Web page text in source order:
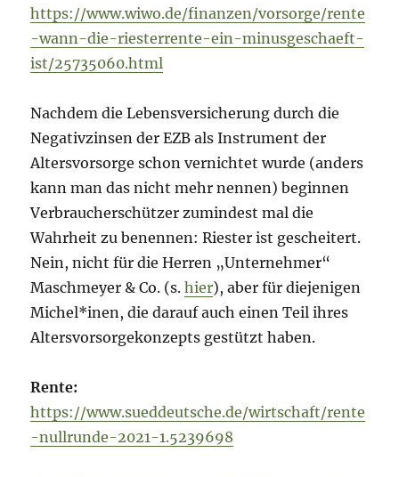
https://www.wiwo.de/finanzen/vorsorge/rente
-wann-die-riesterrente-ein-minusgeschaeft-
ist/25735060.html
Nachdem die Lebensversicherung durch die
Negativzinsen der EZB als Instrument der
Altersvorsorge schon vernichtet wurde (anders
kann man das nicht mehr nennen) beginnen
Verbraucherschützer zumindest mal die
Wahrheit zu benennen: Riester ist gescheitert.
Nein, nicht für die Herren „Unternehmer“
Maschmeyer & Co. (s.hier), aber für diejenigen
Michel*inen, die darauf auch einen Teil ihres
Altersvorsorgekonzepts gestützt haben.
Rente:
https://www.sueddeutsche.de/wirtschaft/rente
-nullrunde-2021-1.5239698